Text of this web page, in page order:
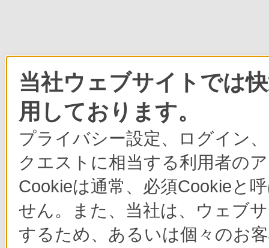
当社ウェブサイトでは
用しております。
プライバシー設定、ログイン
クエストに相当する利用者の
Cookieは通常、必須Cookieと
せん。また、当社は、ウェブ
するため、あるいは個々のお